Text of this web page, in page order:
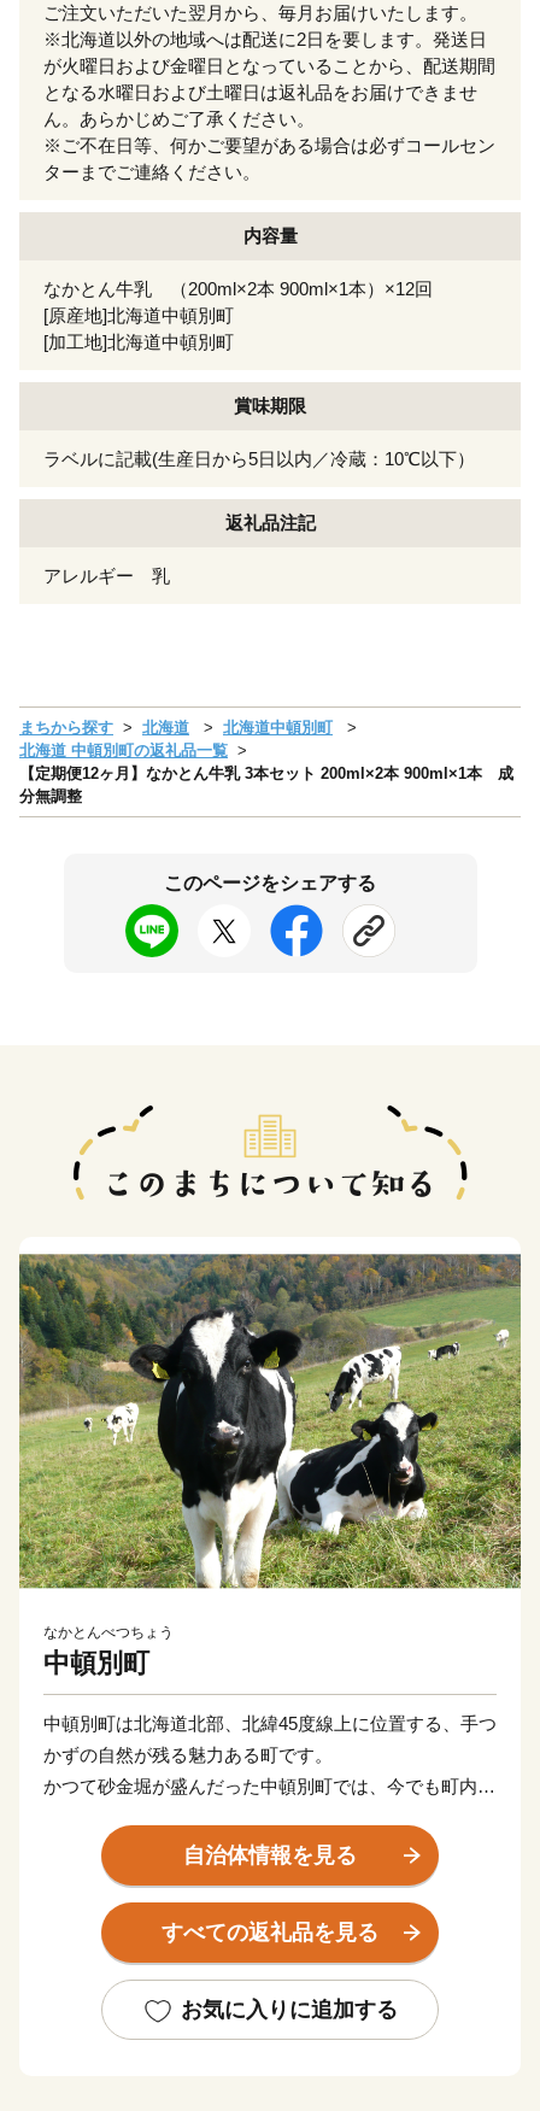
ご注文いただいた翌月から、毎月お届けいたします。
※北海道以外の地域へは配送に2日を要します。発送日
が火曜日および金曜日となっていることから、配送期間
となる水曜日および土曜日は返礼品をお届けできませ
ん。あらかじめご了承ください。
※ご不在日等、何かご要望がある場合は必ずコールセン
ターまでご連絡ください。
内容量
なかとん牛乳 （200ml×2本 900ml×1本）×12回
[原産地]北海道中頓別町
[加工地]北海道中頓別町
賞味期限
ラベルに記載(生産日から5日以内／冷蔵：10℃以下）
返礼品注記
アレルギー 乳
まちから探す 北海道
北海道中頓別町
北海道 中頓別町の返礼品一覧
【定期便12ヶ月】なかとん牛乳 3本セット 200ml×2本 900ml×1本 成
分無調整
このページをシェアする
なかとんべつちょう
中頓別町
中頓別町は北海道北部、北緯45度線上に位置する、手つ
かずの自然が残る魅力ある町です。
かつて砂金堀が盛んだった中頓別町では、今でも町内を
ができます。
深い森や豊かな清流など雄大な自然に恵まれ、一年を通
して寒暖差が大きいことから、四季折々の自然を体感す
ることができます。
はちみつ等が町の特産品として有名です。
自治体情報を見る
すべての返礼品を見る
お気に入りに追加する